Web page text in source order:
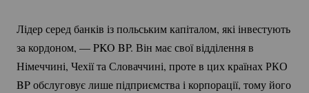
Лідер серед банків із польським капіталом, які інвестують
за кордоном, — PKO BP. Він має свої відділення в
Німеччині, Чехії та Словаччині, проте в цих країнах РКО
BP обслуговує лише підприємства і корпорації, тому його